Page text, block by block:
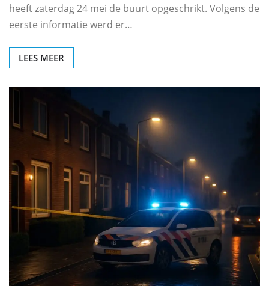
heeft zaterdag 24 mei de buurt opgeschrikt. Volgens de
eerste informatie werd er…
LEES MEER